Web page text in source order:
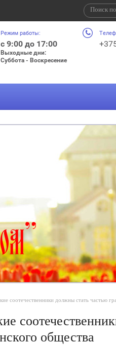
Режим работы:
с 9:00 до 17:00
Выходные дни:
Суббота - Воскресение
соотечественники должны стать частью
общества